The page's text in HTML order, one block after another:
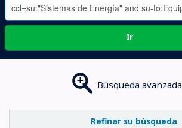
Ir
Búsqueda avanzada
Refinar su búsqueda